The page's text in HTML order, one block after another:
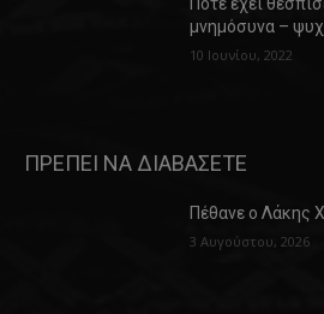
μνημόσυνα –
10 Ιουνίου, 2022
ΠΡΕΠΕΙ ΝΑ ΔΙΑΒΑΣΕΤΕ
Πέθανε ο Λάκης
3 Αυγούστου, 2026